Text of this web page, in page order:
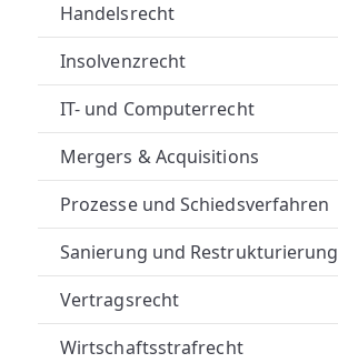
H
Handelsrecht
Insolvenzrecht
IT- und Computerrecht
Mergers & Acquisitions
Prozesse und Schiedsverfahren
Sanierung und Restrukturierung
Vertragsrecht
Wirtschaftsstrafrecht